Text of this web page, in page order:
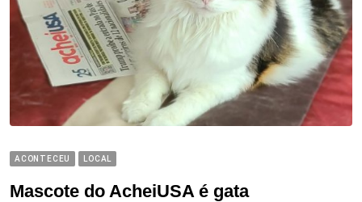
ACONTECEU LOCAL
Mascote do AcheiUSA é gata